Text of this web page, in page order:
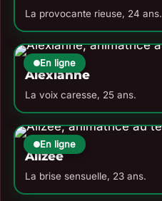
La provocante rieuse, 24 ans.
En ligne
Alexianne
La voix caresse, 25 ans.
En ligne
Alizée
La brise sensuelle, 23 ans.